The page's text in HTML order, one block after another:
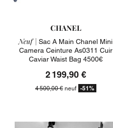
CHANEL
Neuf | Sac A Main Chanel Mini
Camera Ceinture As0311 Cuir
Caviar Waist Bag 4500€
2 199,90 €
4 500,00 €neuf -51%